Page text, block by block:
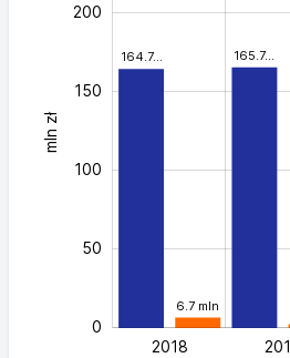
164.7… 165.7…
6.7 mln
mln zł
0
100
200
150
50
L
2018